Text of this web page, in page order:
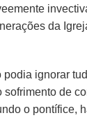
da
podia ignorar
sofrimento de
o pontífice,